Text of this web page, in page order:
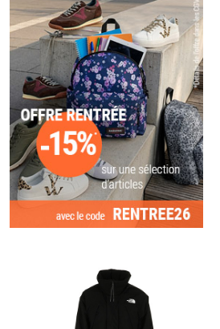
Vêtements pas cher et Promos Vêtements
Découvrez le survêtement Sergio Tacchini Nilo,
une pièce incontournable de votre garde-robe
d'automne-hiver. [...]